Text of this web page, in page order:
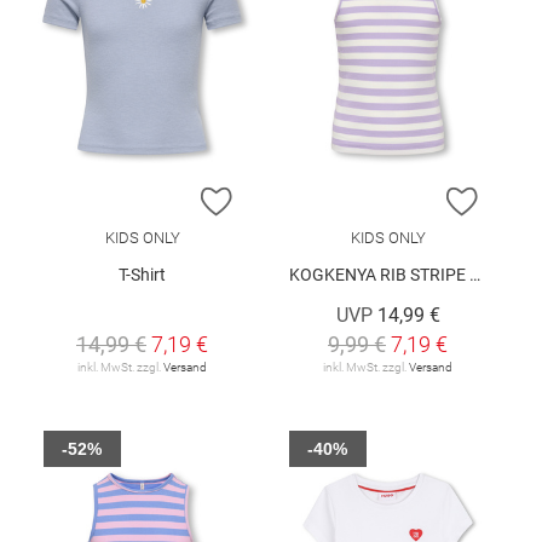
ZUR WUNSCHLISTE HINZUFÜGEN
KIDS ONLY
T-Shirt
14,99 €7,19 €
inkl. MwSt. zzgl. Versand
ZUR
KIDS ONLY
KOGKENYA RIB STRIPE TANK TOP JRS
UVP 14,99 €
9,99 €7,19 €
inkl. MwSt. zzgl. Versand
-52% -40%